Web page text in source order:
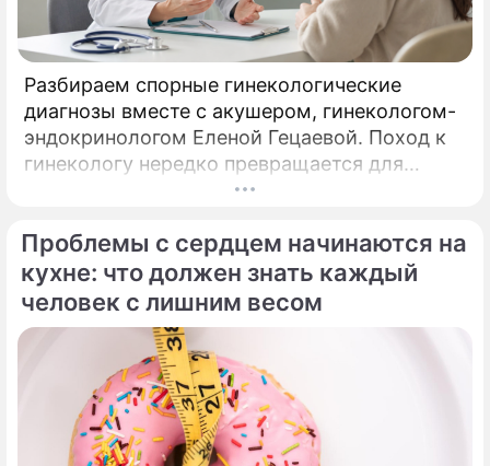
Разбираем спорные гинекологические
диагнозы вместе с акушером, гинекологом-
эндокринологом Еленой Гецаевой. Поход к
гинекологу нередко превращается для
женщины не в спокойный разговор о
выдержку.
Проблемы с сердцем начинаются на
кухне: что должен знать каждый
человек с лишним весом